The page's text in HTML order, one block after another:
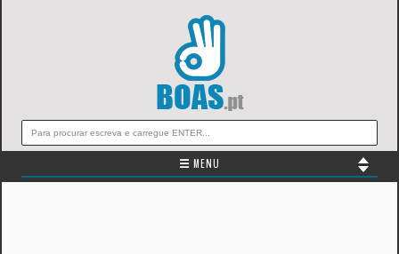
☰ MENU